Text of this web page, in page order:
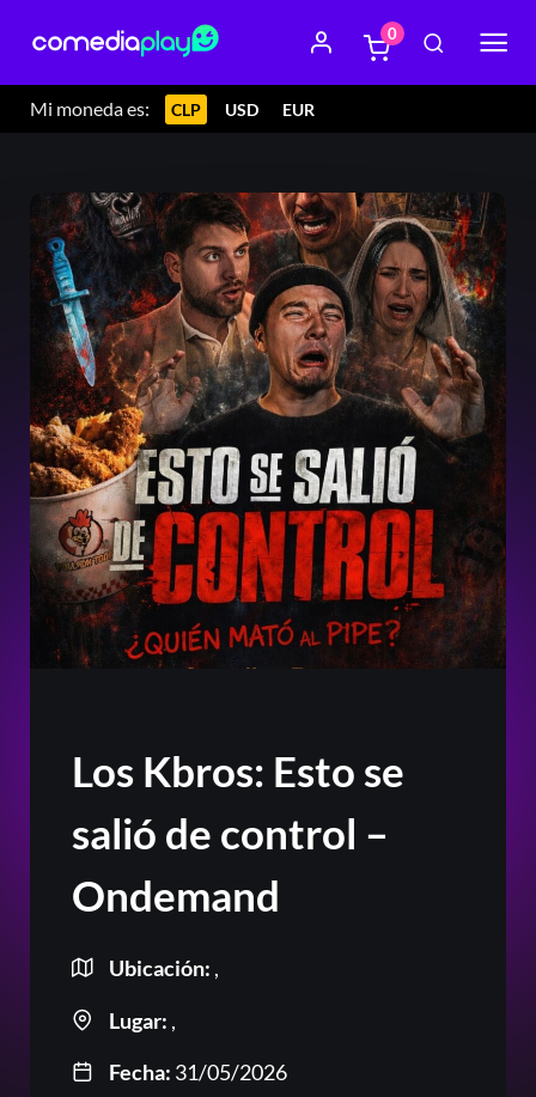
Mi moneda es: CLP USD EUR
0
Los Kbros: Esto se
salió de control –
Ondemand
Ubicación: ,
Lugar: ,
Fecha: 31/05/2026
Or